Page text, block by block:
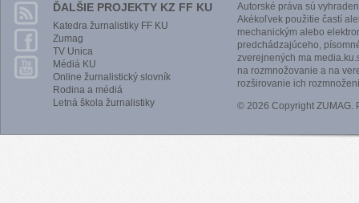
ĎALŠIE PROJEKTY KZ FF KU
Katedra žurnalistiky FF KU
Zumag
TV Unica
Médiá KU
Online žurnalistický slovník
Rodina a médiá
Letná škola žurnalistiky
Autorské práva sú
Akékoľvek použitie častí
mechanickým alebo
predchádzajúceho,
zverejnených ma
na rozmnožovanie a na
rozširovanie ich
© 2026 Copyright ZUMAG.